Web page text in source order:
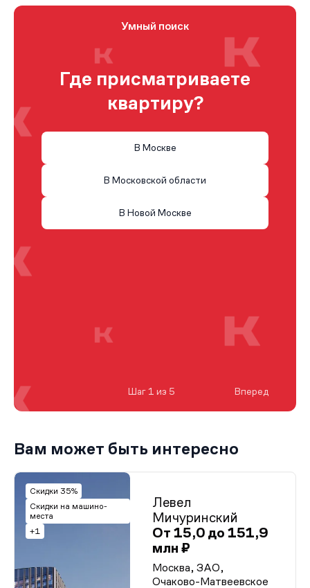
Умный поиск
Где присматриваете
квартиру?
В Москве
В Московской области
В Новой Москве
Шаг 1 из 5 Вперед
Вам может быть интересно
Скидки 35%
Скидки на машино-
места
+1
Левел
Мичуринский
От 15,0 до 151,9
млн ₽
Москва, ЗАО,
Очаково-Матвеевское